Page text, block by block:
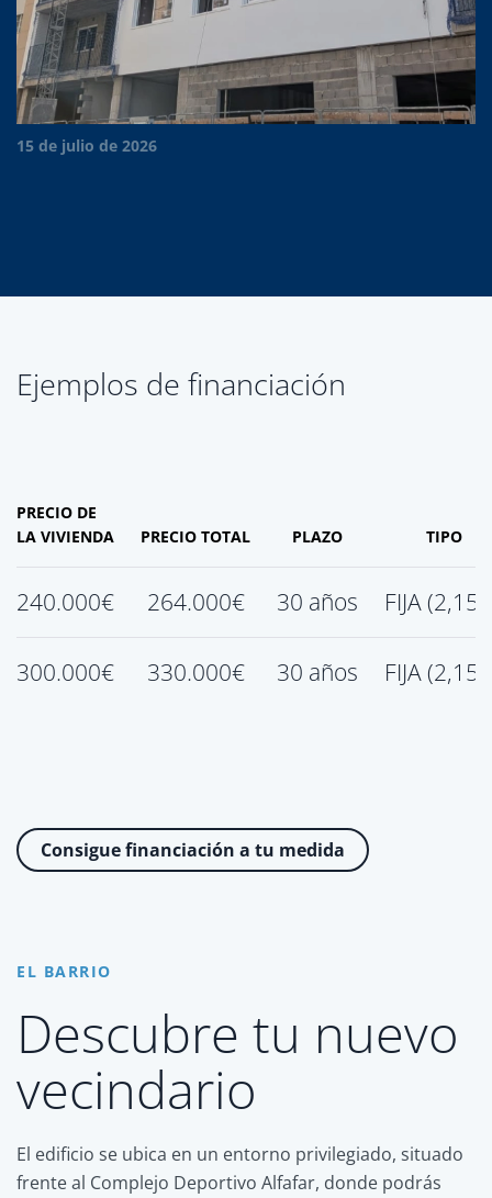
15 de julio de 2026
Ejemplos de financiación
PRECIO DE
LA VIVIENDA
PRECIO TOTAL PLAZO TIPO
240.000€ 264.000€ 30 años FIJA
300.000€ 330.000€ 30 años FIJA
Consigue financiación a tu medida
EL BARRIO
Descubre tu nuevo
vecindario
El edificio se ubica en un entorno privilegiado, situado
frente al Complejo Deportivo Alfafar, donde podrás